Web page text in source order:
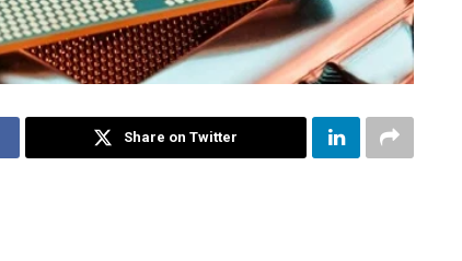
Share on Twitter